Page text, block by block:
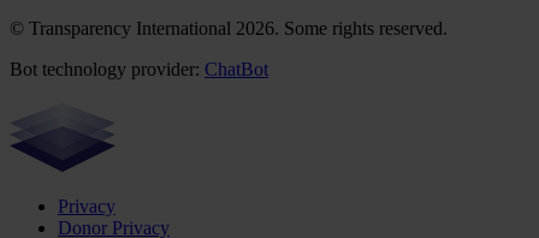
© Transparency International 2026. Some rights reserved.
Bot technology provider: ChatBot
Privacy
Donor Privacy